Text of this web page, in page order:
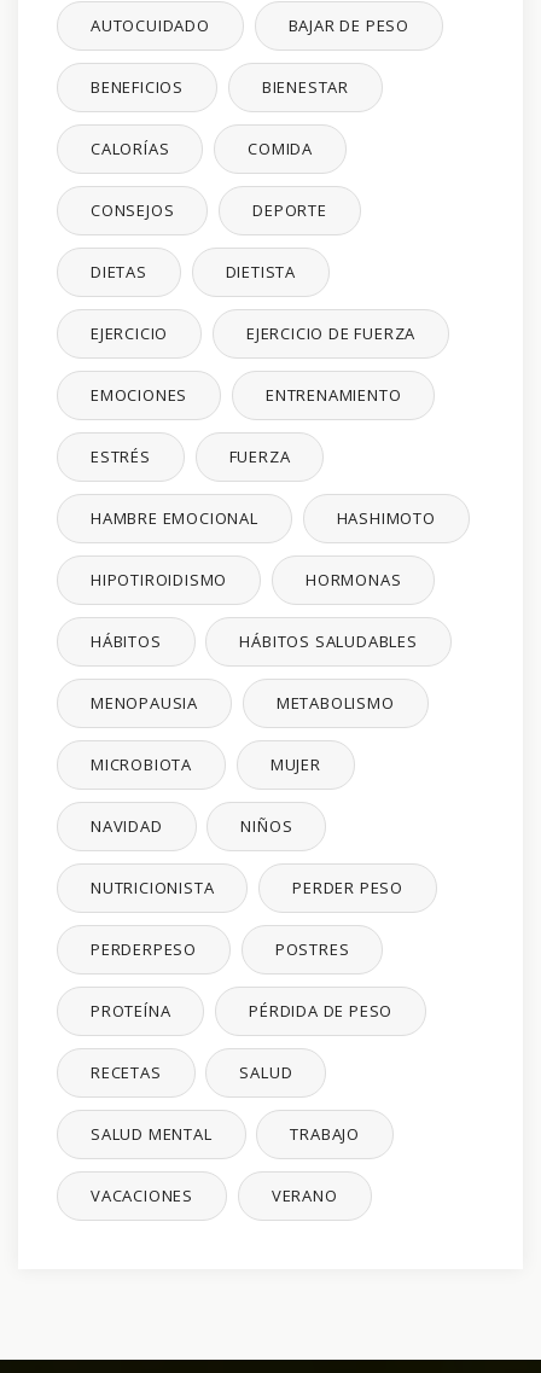
AUTOCUIDADO BAJAR DE PESO
BENEFICIOS BIENESTAR
CALORÍAS COMIDA
CONSEJOS DEPORTE
DIETAS DIETISTA
EJERCICIO EJERCICIO DE FUERZA
EMOCIONES ENTRENAMIENTO
ESTRÉS FUERZA
HAMBRE EMOCIONAL HASHIMOTO
HIPOTIROIDISMO HORMONAS
HÁBITOS HÁBITOS SALUDABLES
MENOPAUSIA METABOLISMO
MICROBIOTA MUJER
NAVIDAD NIÑOS
NUTRICIONISTA PERDER PESO
PERDERPESO POSTRES
PROTEÍNA PÉRDIDA DE PESO
RECETAS SALUD
SALUD MENTAL TRABAJO
VACACIONES VERANO